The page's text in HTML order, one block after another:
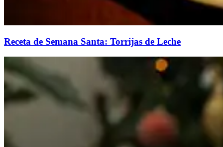
Receta de Semana Santa: Torrijas de Leche